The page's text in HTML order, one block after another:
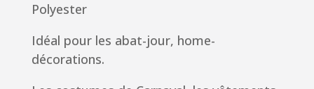
Polyester
Idéal pour les abat-jour, home-
décorations.